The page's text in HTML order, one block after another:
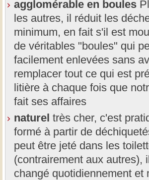
agglomérable en boules
les autres, il réduit les
minimum, en fait s'il est
de véritables "boules" qui
facilement enlevées sans
remplacer tout ce qui est
litière à chaque fois que
fait ses affaires
naturel très cher, c'est
formé à partir de
peut être jeté dans les
(contrairement aux autres),
changé quotidiennement et